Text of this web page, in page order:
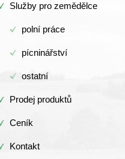
Služby pro zemědělce
polní práce
pícninářství
ostatní
Prodej produktů
Ceník
Kontakt